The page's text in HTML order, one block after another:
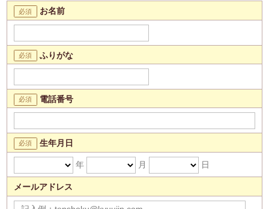
お名前
ふりがな
電話番号
生年月日
年 月 日
メールアドレス